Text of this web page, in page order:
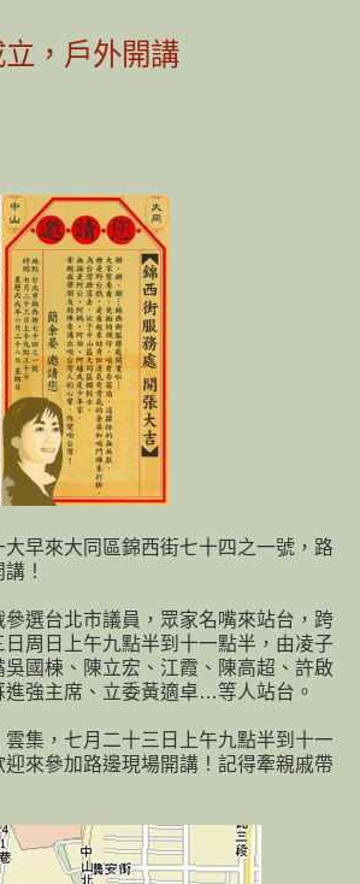
，戶外開講
早來大同區錦西街七十四之一號，路
！
選台北市議員，眾家名嘴來站台，跨
周日上午九點半到十一點半，由凌子
國棟、陳立宏、江霞、陳高超、許啟
強主席、立委黃適卓…等人站台。
集，七月二十三日上午九點半到十一
來參加路邊現場開講！記得牽親戚帶